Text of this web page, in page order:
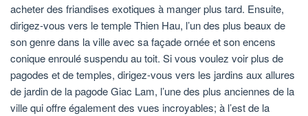
acheter des friandises exotiques à manger plus tard. Ensuite,
dirigez-vous vers le temple Thien Hau, l’un des plus beaux de
son genre dans la ville avec sa façade ornée et son encens
conique enroulé suspendu au toit. Si vous voulez voir plus de
pagodes et de temples, dirigez-vous vers les jardins aux allures
de jardin de la pagode Giac Lam, l’une des plus anciennes de la
ville qui offre également des vues incroyables; à l’est de la